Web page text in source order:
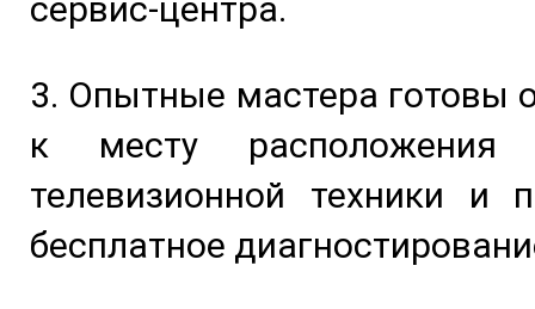
сервис-центра.
3. Опытные мастера готовы
к месту расположения
телевизионной техники и
бесплатное